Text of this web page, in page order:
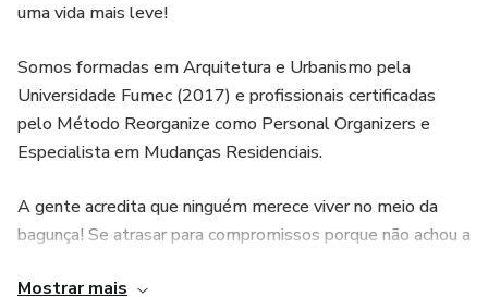
uma vida mais leve!
Somos formadas em Arquitetura e Urbanismo pela
Universidade Fumec (2017) e profissionais certificadas
pelo Método Reorganize como Personal Organizers e
Especialista em Mudanças Residenciais.
A gente acredita que ninguém merece viver no meio da
bagunça! Se atrasar para compromissos porque não achou a
dar um jeito na casa… E nós estamos aqui justamente para
Mostrar mais